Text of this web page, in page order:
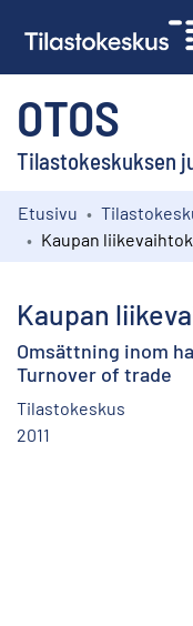
OTOS
Tilastokeskuksen
Kokoelmat
Etusivu
Kaupan
Kaupan
Omsättning inom
Turnover of trade
Tilastokeskus
2011